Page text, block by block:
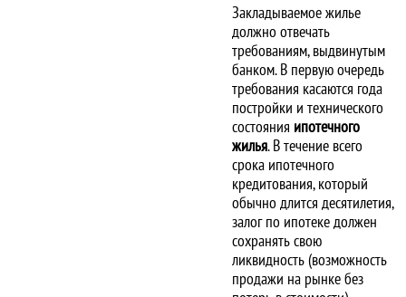
Закладываемое жилье
должно отвечать
требованиям, выдвинутым
банком. В первую очередь
требования касаются года
постройки и технического
состояния ипотечного
жилья. В течение всего
срока ипотечного
кредитования, который
обычно длится десятилетия,
залог по ипотеке должен
сохранять свою
ликвидность (возможность
продажи на рынке без